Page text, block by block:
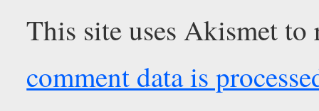
This site uses Akismet to
comment data is